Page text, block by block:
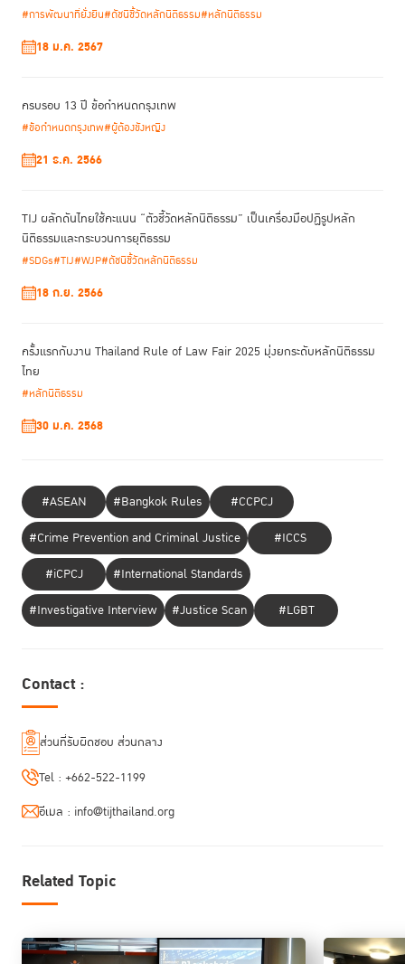
Governance) TIJ จึงผนึกกำลังกับสำนักงานว่าด้วยยาเสพติดและ
OpenDream บริษัท Hand Social Enterprise องค์การต่อต้านคอร์รัปชั่น
ปฏิบัติงานกว่า 60 คน จากหลากหลายภาคส่วน เช่น นักพัฒนาโปรแกรม นัก
วิทยาศาสตร์ข้อมูล อาสาสมัครผู้ดำเนินการอ่านและจัดระบบข้อมูล และผู้แทน
กิจกรรมดังกล่าวเปิดโอกาสให้ผู้เข้าร่วมปฏิบัติงานจริง ทั้งการอ่าน สกัด
ประมวลผลได้ (Machine-readable) ตามมาตรฐานข้อมูลเปิดนานาชาติ ถือ
เป็นกิจกรรมที่เน้นการปฏิบัติจริง ซึ่งต่อยอดจากการเสวนาที่จัดขึ้นในช่วงปลาย
ปีที่ผ่านมา
ดร.อณูวรรณ วงศ์พิเชษฐ์ ผู้อำนวยการสำนักยุทธศาสตร์และแผน สถาบันเพื่อ
การยุติธรรมแห่งประเทศไทย กล่าวว่า “กิจกรรมเชิงปฏิบัติการในครั้งนี้นับเป็น
ก้าวแรกของประเทศไทยในการดำเนินการนำข้อมูลสาธารณะมาเป็นเครื่องมือใน
การสร้างความโปร่งใส ให้ความรู้ และเพิ่มพลังประชาชนให้รู้เท่าทัน รวมถึงให้
กิจกรรมครั้งนี้อาศัยฐานข้อมูลเปิด (Open Dataset) ที่สามารถเข้าถึงได้อยู่
แล้วผ่านอินเตอร์เน็ทมาเป็นฐานข้อมูลเริ่มต้น เช่น ข้อมูลคำพิพากษาศาลฎีกา
ข้อมูลการชี้มูลของคณะกรรมการป้องกันและปราบปรามการทุจริตแห่งชาติ
ข้อมูลการจัดซื้อจัดจ้าง โดยผู้เข้าร่วมช่วยกันนำข้อมูลดังกล่าวมาคัดแยก และ
ทำให้อยู่ในมาตรฐานเดียวกัน เพื่อให้สามารถนำไปประมวลผลและสร้างความ
เชื่อมโยงได้ ฐานข้อมูลที่ได้จากกิจกรรมเชิงปฏิบัติการครั้งนี้จึงถือเป็นฐานข้อมูล
แรกของไทยที่จะถูกจำแนกอย่างเป็นระบบ และมีมาตรฐานในการจัดเก็บข้อมูล
ยกระดับการเข้าถึงความยุติธรรมของประชาชนผ่านเทคโนโลยีที่ประชาชนมีส่วน
ร่วม จากความพยายามในการจัดทำระบบเปิดเผยข้อมูลสู่สาธารณชนครั้งนี้
เพิ่มช่องทางที่จะทำให้ประชาชนเข้ามามีส่วนร่วมในการตรวจสอบการบริหาร
#การพัฒนาที่ยั่งยืน#ดัชนีชี้วัดหลักนิติธรรม#หลักนิติธรรม
18 ม.ค. 2567
ครบรอบ 13 ปี ข้อกำหนดกรุงเทพ
#ข้อกำหนดกรุงเทพ#ผู้ต้องขังหญิง
21 ธ.ค. 2566
TIJ ผลักดันไทยใช้คะแนน “ตัวชี้วัดหลักนิติธรรม” เป็นเครื่องมือปฏิรูปหลัก
นิติธรรมและกระบวนการยุติธรรม
#SDGs#TIJ#WJP#ดัชนีชี้วัดหลักนิติธรรม
18 ก.ย. 2566
ครั้งแรกกับงาน Thailand Rule of Law Fair 2025 มุ่งยกระดับหลักนิติธรรม
ไทย
#หลักนิติธรรม
30 ม.ค. 2568
#ASEAN #Bangkok Rules
#CCPCJ
#Crime Prevention and Criminal Justice
#ICCS
#iCPCJ
#International Standards
#Investigative Interview
#Justice Scan #LGBT
Contact :
ส่วนที่รับผิดชอบ ส่วนกลาง
Tel : +662-522-1199
อีเมล : info@tijthailand.org
Related Topic